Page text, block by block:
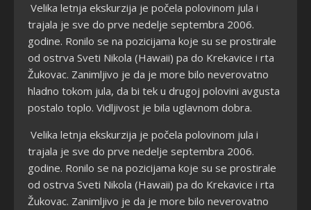
Velika letnja ekskurzija je počela polovinom jula i
trajala je sve do prve nedelje septembra 2006.
godine. Ronilo se na pozicijama koje su se prostirale
od ostrva Sveti Nikola (Hawaii) pa do Krekavice i rta
Žukovac. Zanimljivo je da je more bilo neverovatno
hladno tokom jula, da bi tek u drugoj polovini avgusta
postalo toplo. Vidljivost je bila uglavnom dobra.
Velika letnja ekskurzija je počela polovinom jula i
trajala je sve do prve nedelje septembra 2006.
godine. Ronilo se na pozicijama koje su se prostirale
od ostrva Sveti Nikola (Hawaii) pa do Krekavice i rta
Žukovac. Zanimljivo je da je more bilo neverovatno